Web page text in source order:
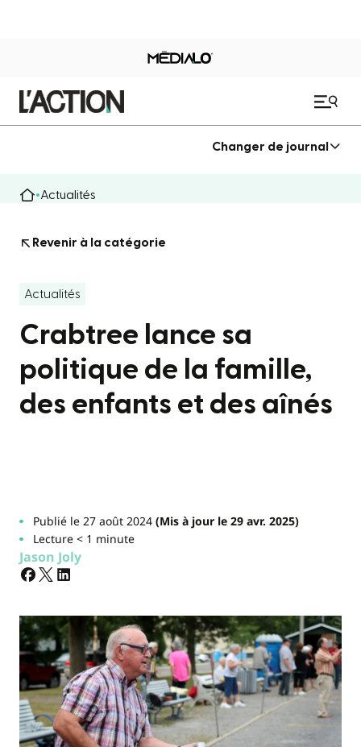
Changer de journal
Actualités
Revenir à la catégorie
Actualités
Crabtree lance sa
politique de la famille,
des enfants et des aînés
Publié le 27 août 2024(Mis à jour le 29 avr. 2025)
Lecture < 1 minute
Jason Joly